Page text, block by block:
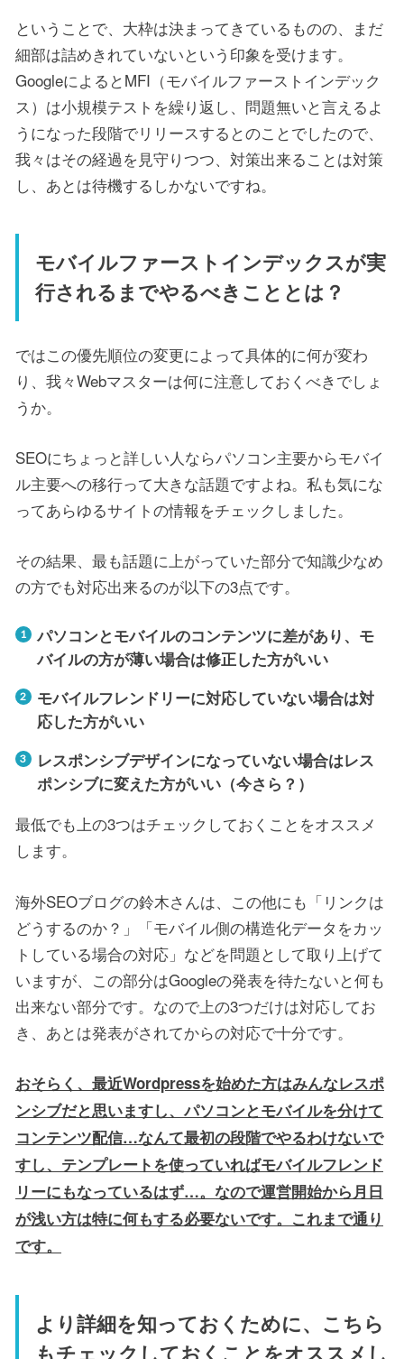
ということで、大枠は決まってきているものの、まだ
細部は詰めきれていないという印象を受けます。
GoogleによるとMFI（モバイルファーストインデック
ス）は小規模テストを繰り返し、問題無いと言えるよ
うになった段階でリリースするとのことでしたので、
我々はその経過を見守りつつ、対策出来ることは対策
し、あとは待機するしかないですね。
モバイルファーストインデックスが実
行されるまでやるべきこととは？
ではこの優先順位の変更によって具体的に何が変わ
り、我々Webマスターは何に注意しておくべきでしょ
うか。
SEOにちょっと詳しい人ならパソコン主要からモバイ
ル主要への移行って大きな話題ですよね。私も気にな
ってあらゆるサイトの情報をチェックしました。
その結果、最も話題に上がっていた部分で知識少なめ
の方でも対応出来るのが以下の3点です。
パソコンとモバイルのコンテンツに差があり、モ
バイルの方が薄い場合は修正した方がいい
モバイルフレンドリーに対応していない場合は対
応した方がいい
レスポンシブデザインになっていない場合はレス
ポンシブに変えた方がいい（今さら？）
最低でも上の3つはチェックしておくことをオススメ
します。
海外SEOブログの鈴木さんは、この他にも「リンクは
どうするのか？」「モバイル側の構造化データをカッ
トしている場合の対応」などを問題として取り上げて
いますが、この部分はGoogleの発表を待たないと何も
出来ない部分です。なので上の3つだけは対応してお
き、あとは発表がされてからの対応で十分です。
おそらく、最近Wordpressを始めた方はみんなレスポ
ンシブだと思いますし、パソコンとモバイルを分けて
コンテンツ配信…なんて最初の段階でやるわけないで
すし、テンプレートを使っていればモバイルフレンド
リーにもなっているはず…。なので運営開始から月日
が浅い方は特に何もする必要ないです。これまで通り
です。
より詳細を知っておくために、こちら
もチェックしておくことをオススメし